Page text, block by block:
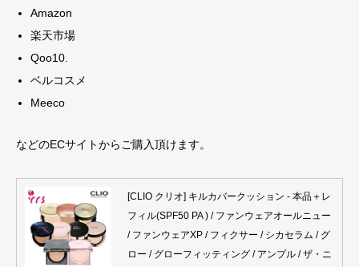
Amazon
楽天市場
Qoo10.
ベルコスメ
Meeco
などのECサイトからご購入頂けます。
[CLIO クリオ] キルカバークッション - 本品＋レ
フィル(SPF50 PA ) / ファンウェアオールニュー
/ ファンウェアXP / フィクサー / シカセラム / グ
ロー / グローフィッティング / アンプル / ザ・ニ